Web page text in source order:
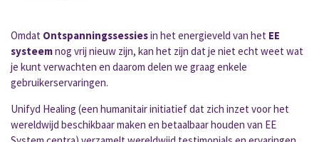
Omdat Ontspanningssessiesin het energieveld van het EE
systeemnog vrij nieuw zijn, kan het zijn dat je niet echt weet wat
je kunt verwachten en daarom delen we graag enkele
gebruikerservaringen.
Unifyd Healing (een humanitair initiatief dat zich inzet voor het
wereldwijd beschikbaar maken en betaalbaar houden van EE